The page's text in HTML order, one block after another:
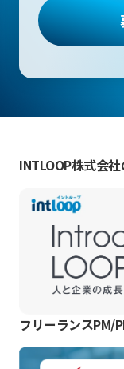
INTLOOP株式会
フリーランスPM/